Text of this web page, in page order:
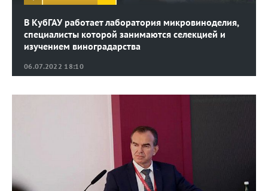
06.07.2022 18:10
В КубГАУ работает лаборатория микровиноделия,
специалисты которой занимаются селекцией и
изучением виноградарства